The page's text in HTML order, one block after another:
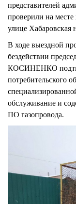
представителей
проверили на
улице Хабаровская
В ходе выездной
бездействии
КОСИНЕНКО
потребительского
обслуживание и
ПО газопровода.